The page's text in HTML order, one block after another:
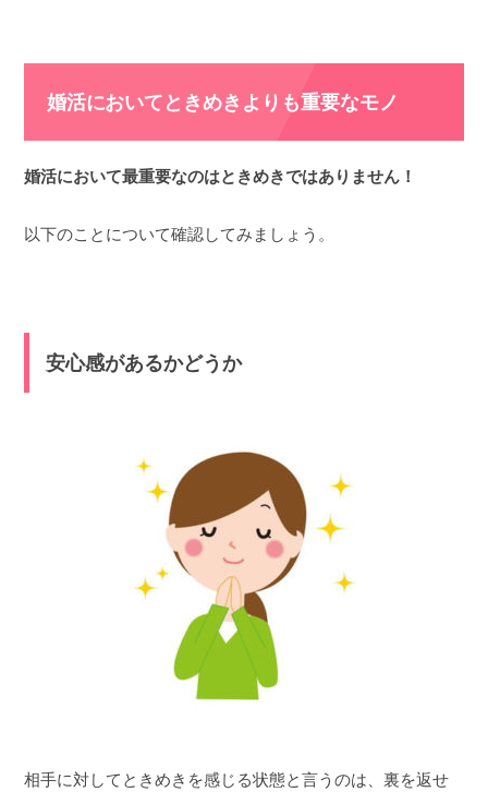
婚活においてときめきよりも重要なモノ
婚活において最重要なのはときめきではありません！
以下のことについて確認してみましょう。
安心感があるかどうか
相手に対してときめきを感じる状態と言うのは、裏を返せ